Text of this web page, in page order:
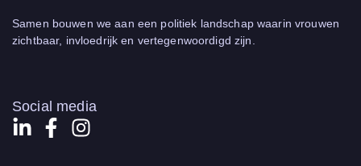
Samen bouwen we aan een politiek landschap waarin vrouwen
zichtbaar, invloedrijk en vertegenwoordigd zijn.
Social media